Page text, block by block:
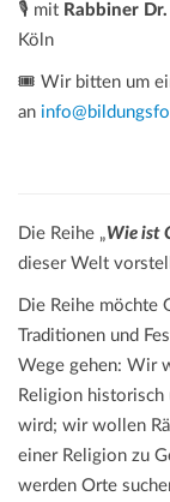
🎙️ mit Rabbiner
Köln
🎟️ Wir bitten um
an
Die Reihe „Wie ist
dieser Welt
Die Reihe möchte
Traditionen und
Wege gehen: Wir
Religion
wird; wir wollen
einer Religion zu
werden Orte